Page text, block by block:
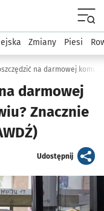
Komunikacja
Zmiany Piesi
darmowej
Znacznie
Udostępnijartykuł